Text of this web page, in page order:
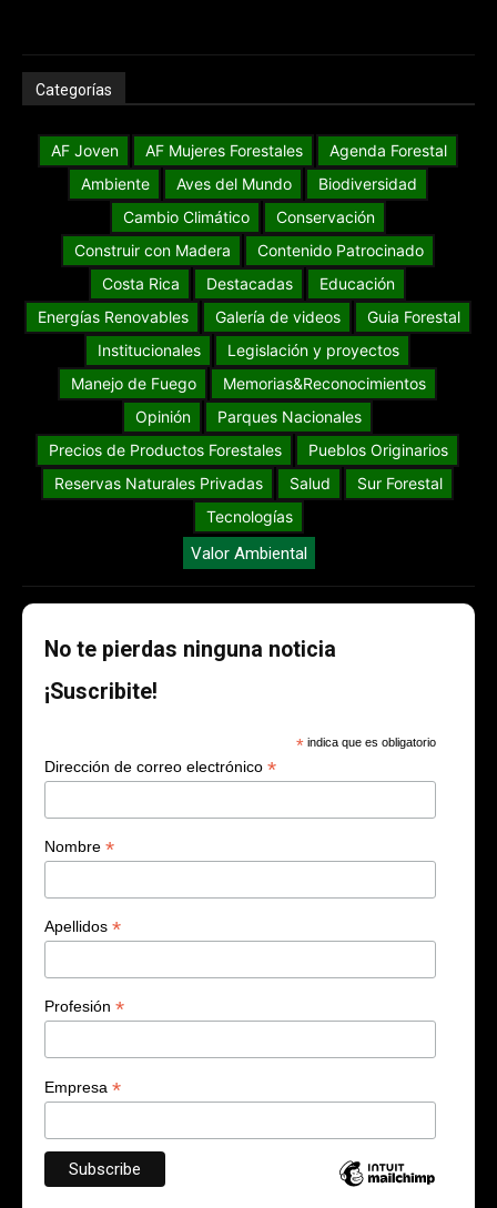
Categorías
AF Joven AF Mujeres Forestales
Agenda Forestal
Ambiente
Aves del Mundo
Biodiversidad
Cambio Climático
Conservación
Construir con Madera
Contenido Patrocinado
Costa Rica
Destacadas
Educación
Energías Renovables
Galería de videos
Guia Forestal
Institucionales
Legislación y proyectos
Manejo de Fuego
Memorias&Reconocimientos
Opinión
Parques Nacionales
Precios de Productos Forestales
Pueblos Originarios
Reservas Naturales Privadas
Salud
Sur Forestal
Tecnologías
Valor Ambiental
No te pierdas ninguna noticia
¡Suscribite!
* indica que es obligatorio
Dirección de correo electrónico *
Nombre *
Apellidos *
Profesión *
Empresa *